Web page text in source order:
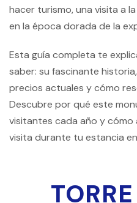
hacer turismo, una visita a
en la época dorada de la
Esta guía completa te
saber: su fascinante
precios actuales y cómo
Descubre por qué este
visitantes cada año y cómo
visita durante tu estancia